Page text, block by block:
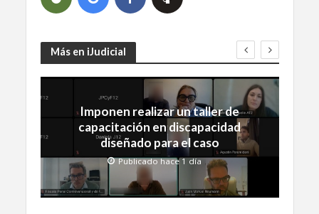
Más en iJudicial
Imponen realizar un taller de
capacitación en discapacidad
diseñado para el caso
Publicado hace 1 día